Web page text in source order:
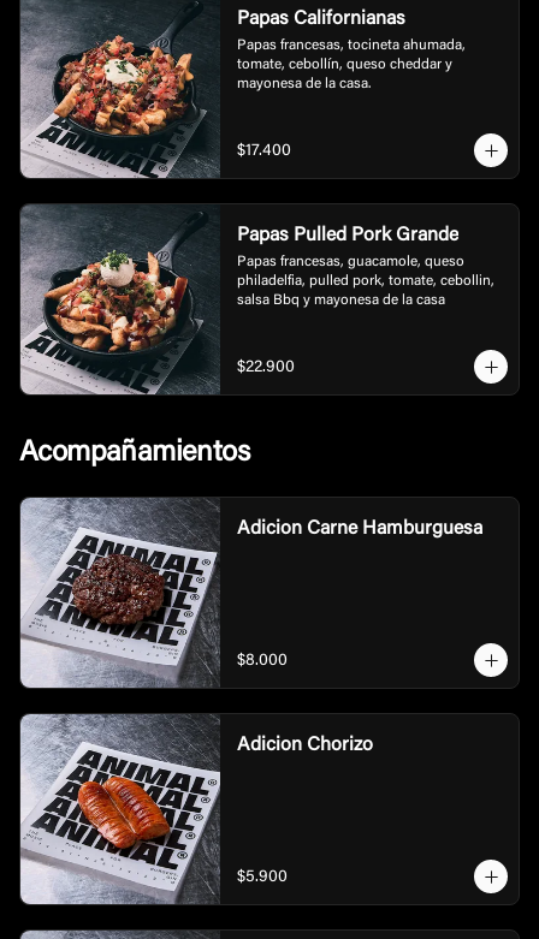
Papas Californianas
Papas francesas, tocineta ahumada,
tomate, cebollín, queso cheddar y
mayonesa de la casa.
$17.400
Papas Pulled Pork Grande
Papas francesas, guacamole, queso
philadelfia, pulled pork, tomate, cebollin,
salsa Bbq y mayonesa de la casa
$22.900
Acompañamientos
Adicion Carne Hamburguesa
$8.000
Adicion Chorizo
$5.900